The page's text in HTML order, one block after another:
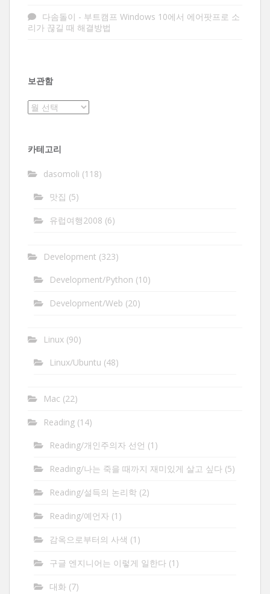
다솜돌이 - 부트캠프 Windows 10에서 에어팟프로 소
리가 끊길 때 해결방법
보관함
보
카테고리
dasomoli (118)
맛집 (5)
유럽여행2008 (6)
Development (323)
Development/Python (10)
Development/Web (20)
Linux (90)
Linux/Ubuntu (48)
Mac (22)
Reading (14)
Reading/개인주의자 선언 (1)
Reading/나는 죽을 때까지 재미있게 살고 싶다 (5)
Reading/설득의 논리학 (2)
Reading/예언자 (1)
감옥으로부터의 사색 (1)
구글 엔지니어는 이렇게 일한다 (1)
대화 (7)